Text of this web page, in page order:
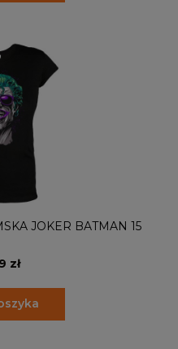
JOKER BATMAN 15
zł